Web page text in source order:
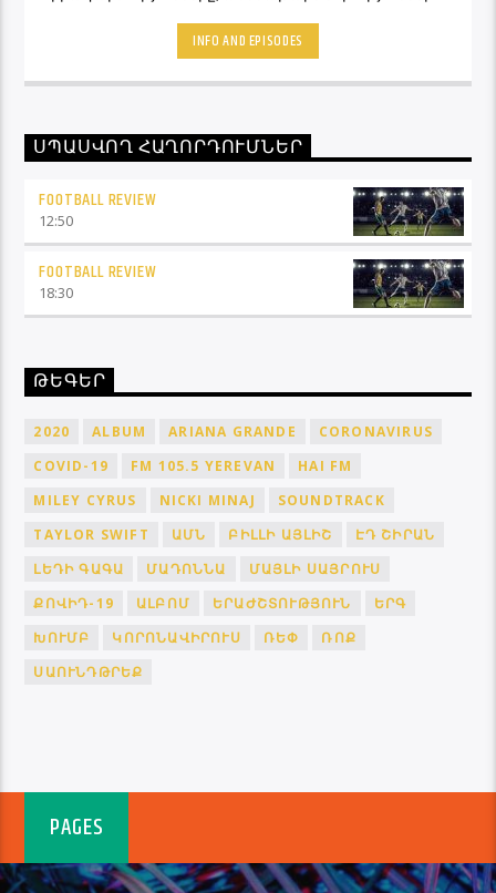
տեսակետները։ Հետևեք Լավագույնի եթերին եւ
Ֆուտբոլ Ռիվյու հաղորդաշարի միջոցով մշտապես
կլինեք ֆուտբոլային աշխարհի կիզակետում։
INFO AND EPISODES
ՍՊԱՍՎՈՂ ՀԱՂՈՐԴՈՒՄՆԵՐ
FOOTBALL REVIEW
12:50
FOOTBALL REVIEW
18:30
ԹԵԳԵՐ
2020 ALBUM ARIANA GRANDE
CORONAVIRUS
COVID-19
FM 105.5 YEREVAN
HAI FM
MILEY CYRUS
NICKI MINAJ
SOUNDTRACK
TAYLOR SWIFT
ԱՄՆ ԲԻԼԼԻ ԱՅԼԻՇ
ԷԴ ՇԻՐԱՆ
ԼԵԴԻ ԳԱԳԱ
ՄԱԴՈՆՆԱ
ՄԱՅԼԻ ՍԱՅՐՈՒՍ
ՔՈՎԻԴ-19
ԱԼԲՈՄ ԵՐԱԺՇՏՈՒԹՅՈՒՆ
ԵՐԳ
ԽՈՒՄԲ
ԿՈՐՈՆԱՎԻՐՈՒՍ ՌԵՓ
ՌՈՔ
ՍԱՈՒՆԴԹՐԵՔ
PAGES